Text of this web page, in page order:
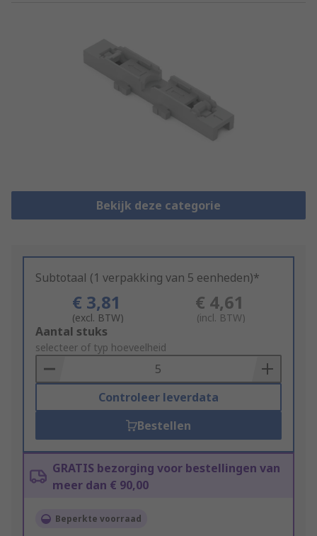
Bekijk deze categorie
Subtotaal (1 verpakking van 5 eenheden)*
€ 3,81
(excl. BTW)
€ 4,61
(incl. BTW)
Add
to
Basket
Aantal stuks
selecteer of typ hoeveelheid
Controleer leverdata
Bestellen
GRATIS bezorging voor bestellingen van
meer dan € 90,00
Beperkte voorraad